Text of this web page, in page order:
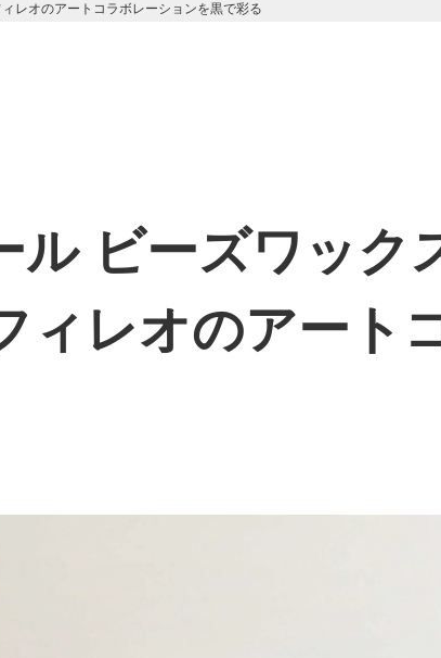
レオのアートコラボレーションを黒で彩る
ル ビーズワック
ィレオのアート